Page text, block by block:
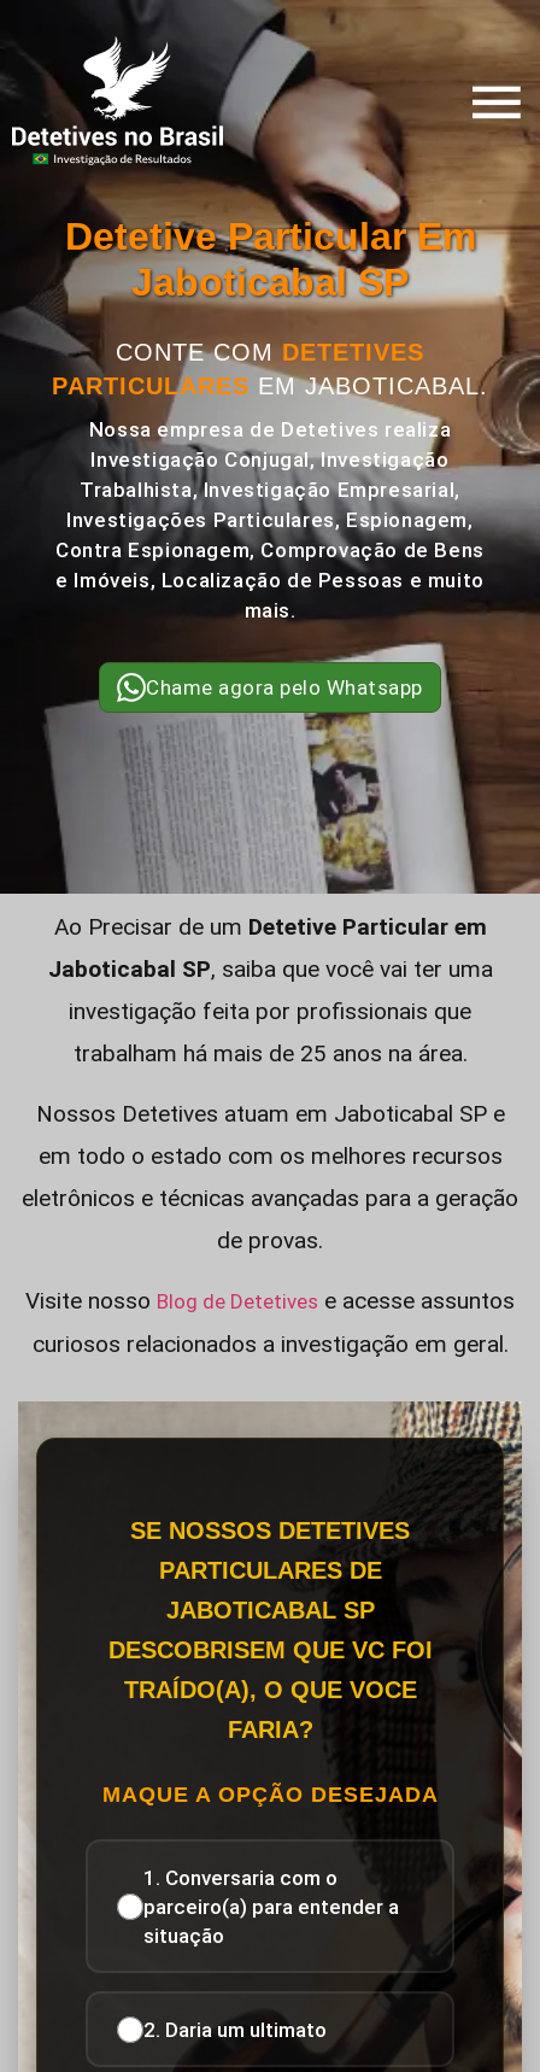
Detetive Particular Em
Jaboticabal SP
CONTE COM DETETIVES
PARTICULARES EM JABOTICABAL.
Nossa empresa de Detetives realiza
Investigação Conjugal, Investigação
Trabalhista, Investigação Empresarial,
Investigações Particulares, Espionagem,
Contra Espionagem, Comprovação de Bens
e Imóveis, Localização de Pessoas e muito
mais.
Chame agora pelo Whatsapp
Ao Precisar de um Detetive Particular em
Jaboticabal SP, saiba que você vai ter uma
investigação feita por profissionais que
trabalham há mais de 25 anos na área.
Nossos Detetives atuam em Jaboticabal SP e
em todo o estado com os melhores recursos
eletrônicos e técnicas avançadas para a geração
de provas.
Visite nosso Blog de Detetives e acesse assuntos
curiosos relacionados a investigação em geral.
SE NOSSOS DETETIVES
PARTICULARES DE
JABOTICABAL SP
DESCOBRISEM QUE VC FOI
TRAÍDO(A), O QUE VOCE
FARIA?
MAQUE A OPÇÃO DESEJADA
1. Conversaria com o
parceiro(a) para entender a
situação
2. Daria um ultimato